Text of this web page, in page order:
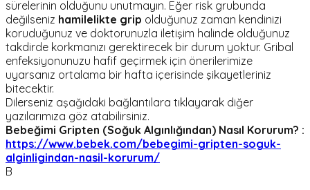
sürelerinin olduğunu unutmayın. Eğer risk grubunda
değilseniz hamilelikte grip olduğunuz zaman kendinizi
koruduğunuz ve doktorunuzla iletişim halinde olduğunuz
takdirde korkmanızı gerektirecek bir durum yoktur. Gribal
enfeksiyonunuzu hafif geçirmek için önerilerimize
uyarsanız ortalama bir hafta içerisinde şikayetleriniz
bitecektir.
Dilerseniz aşağıdaki bağlantılara tıklayarak diğer
yazılarımıza göz atabilirsiniz.
Bebeğimi Gripten (Soğuk Algınlığından) Nasıl Korurum? :
https://www.bebek.com/bebegimi-gripten-soguk-
alginligindan-nasil-korurum/
B